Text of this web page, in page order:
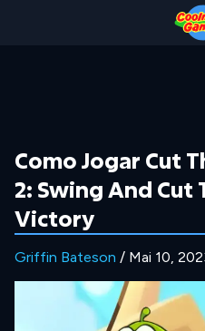
Como Jogar Cut
2: Swing And Cut
Victory
Griffin Bateson / Mai 10,